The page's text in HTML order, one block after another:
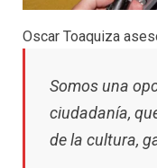
Oscar Toaquiza
Somos una
ciudadanía,
de la cultura,